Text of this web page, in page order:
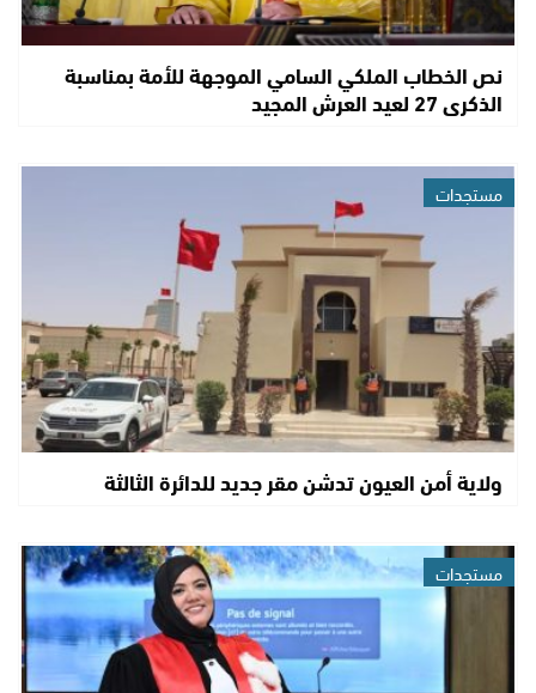
نص الخطاب الملكي السامي الموجهة للأمة بمناسبة
الذكرى 27 لعيد العرش المجيد
مستجدات
ولاية أمن العيون تدشن مقر جديد للدائرة الثالثة
مستجدات